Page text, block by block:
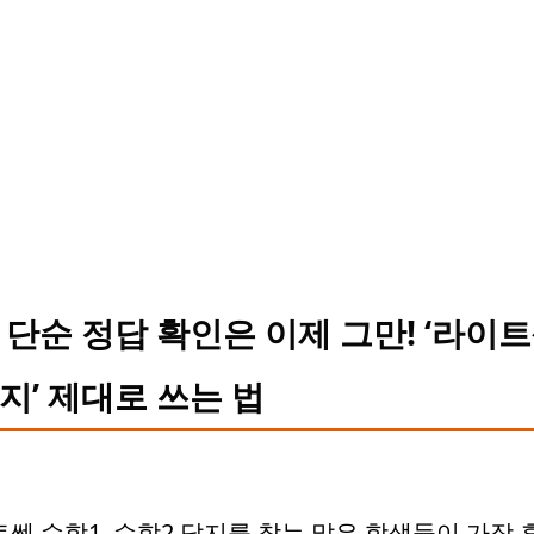
순 정답 확인은 이제 그만! ‘라이
’ 제대로 쓰는 법